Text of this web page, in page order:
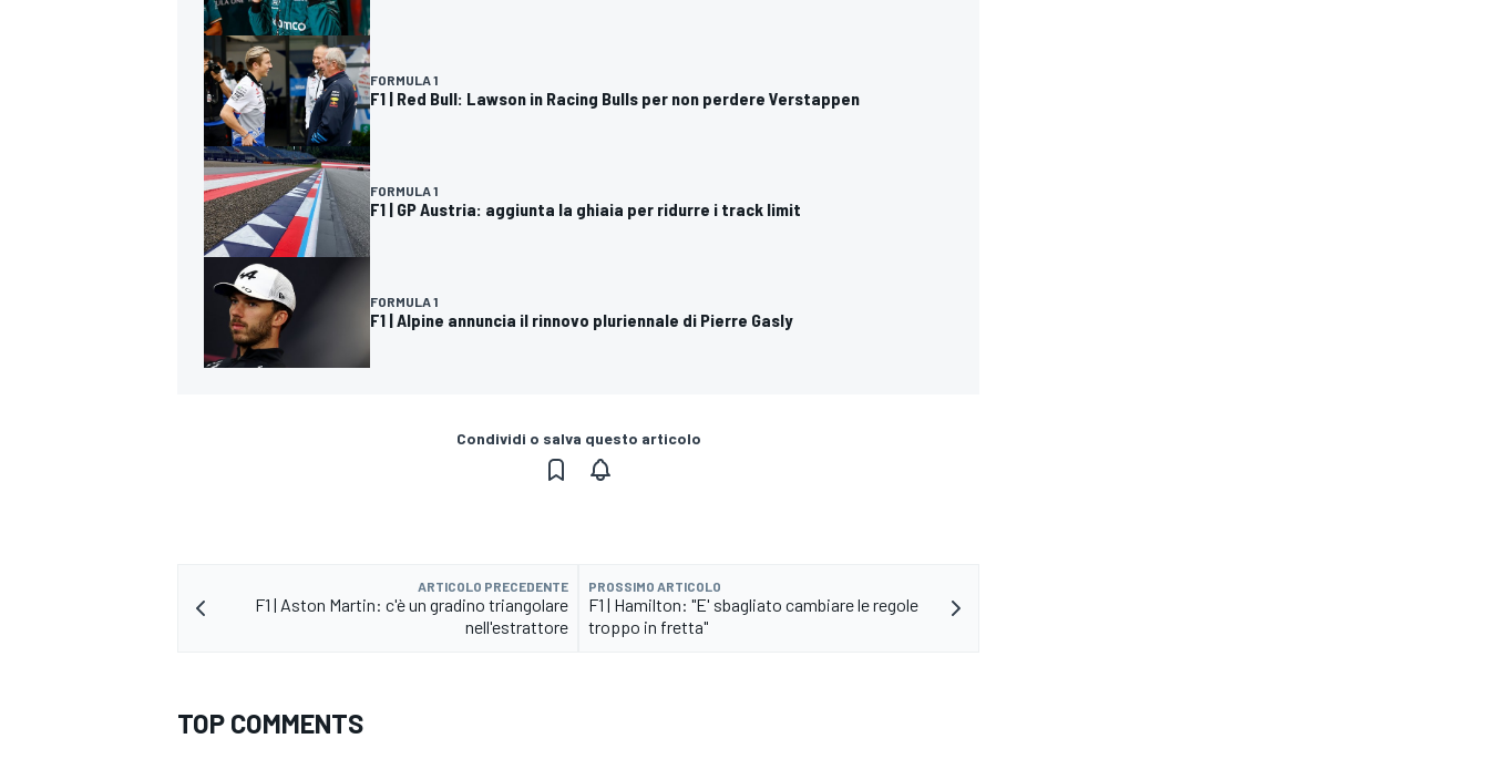
RALLY
FORMULA 1
F1 | Red Bull: Lawson in Racing Bulls per non perdere Verstappen
FORMULA 1
F1 | GP Austria: aggiunta la ghiaia per ridurre i track limit
FORMULA 1
F1 | Alpine annuncia il rinnovo pluriennale di Pierre Gasly
Condividi o salva questo articolo
ARTICOLO PRECEDENTE
F1 | Aston Martin: c'è un gradino triangolare
nell'estrattore
PROSSIMO ARTICOLO
F1 | Hamilton: "E' sbagliato cambiare le regole
troppo in fretta"
TOP COMMENTS